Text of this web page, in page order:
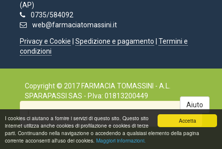
Accetta
I cookies ci aiutano a fornire i servizi di questo sito. Questo sito
internet utilizza anche cookies di profilazione e cookies di terze
parti. Continuando nella navigazione o accedendo a qualsiasi elemento della pagina
corrente acconsenti all'uso dei cookies. Maggiori informazioni.
(AP)
0735/584092
web@farmaciatomassini.it
Privacy e Cookie Spedizione e pagamento
Termini e
condizioni
Copyright © 2017 FARMACIA TOMASSINI - A.L.
SPARAPASSI SAS - P.Iva: 01813200449